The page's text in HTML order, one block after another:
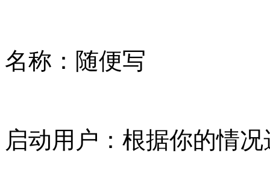
名称：随便写
启动用户：根据你的情况